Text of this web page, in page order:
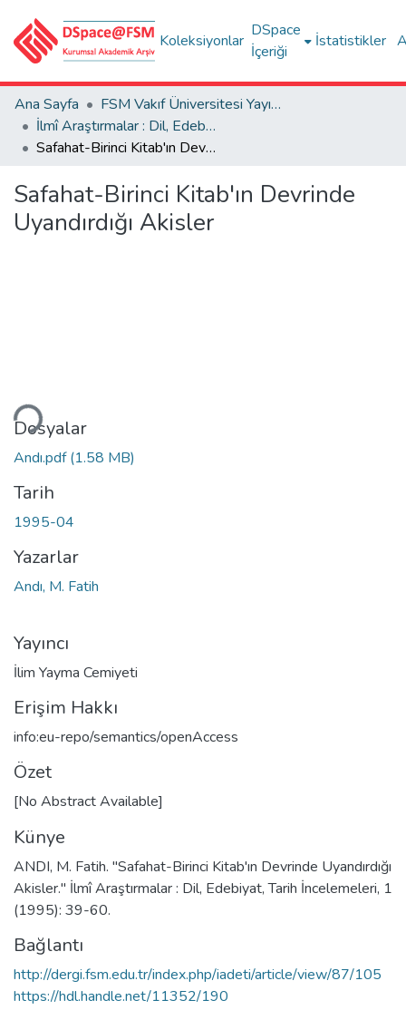
Koleksiyonlar
DSpace
İçeriği
İstatistikler
Ana Sayfa
FSM Vakıf Üniversitesi Yayınları / Publications of FSM Vakif University
İlmî Araştırmalar : Dil, Edebiyat, Tarih İncelemeleri
Safahat-Birinci Kitab'ın Devrinde Uyandırdığı Akisler
Safahat-Birinci Kitab'ın Devrinde
Uyandırdığı Akisler
Dosyalar
Andı.pdf(1.58 MB)
Tarih
1995-04
Yazarlar
Andı, M. Fatih
Yayıncı
İlim Yayma Cemiyeti
Erişim Hakkı
info:eu-repo/semantics/openAccess
Özet
[No Abstract Available]
Künye
ANDI, M. Fatih. "Safahat-Birinci Kitab'ın Devrinde Uyandırdığı
Akisler." İlmî Araştırmalar : Dil, Edebiyat, Tarih İncelemeleri, 1
(1995): 39-60.
Bağlantı
http://dergi.fsm.edu.tr/index.php/iadeti/article/view/87/105
https://hdl.handle.net/11352/190